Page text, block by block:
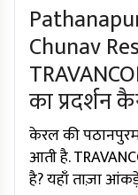
Chunav
का प्रदर्शन
केरल की
आती है.
है? यहाँ ताज़ा